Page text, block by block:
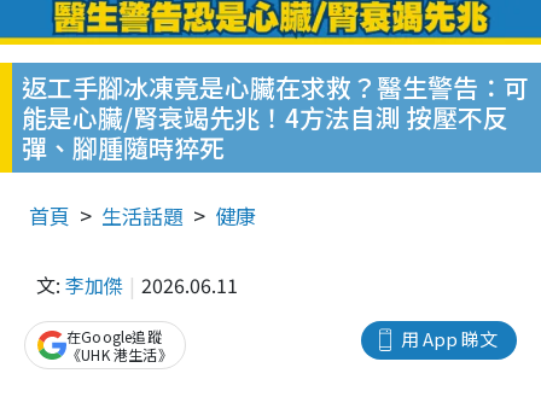
返工手腳冰凍竟是心臟在求救？醫生警告：可
能是心臟/腎衰竭先兆！4方法自測 按壓不反
彈、腳腫隨時猝死
首頁 生活話題 健康
文: 李加傑 2026.06.11
用 App 睇文
在Google追蹤
《UHK 港生活》